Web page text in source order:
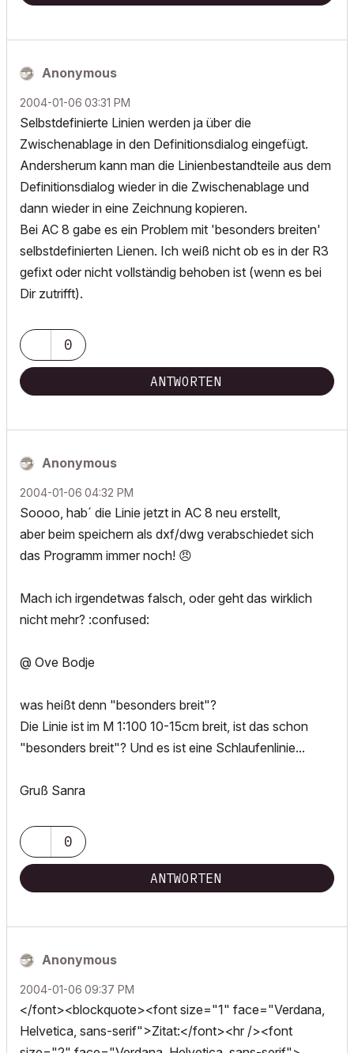
Anonymous
‎2004-01-06 03:31 PM
Selbstdefinierte Linien werden ja über die
Zwischenablage in den Definitionsdialog eingefügt.
Andersherum kann man die Linienbestandteile aus dem
Definitionsdialog wieder in die Zwischenablage und
dann wieder in eine Zeichnung kopieren.
Bei AC 8 gabe es ein Problem mit 'besonders breiten'
selbstdefinierten Lienen. Ich weiß nicht ob es in der R3
gefixt oder nicht vollständig behoben ist (wenn es bei
Dir zutrifft).
0
ANTWORTEN
Anonymous
‎2004-01-06 04:32 PM
Soooo, hab´ die Linie jetzt in AC 8 neu erstellt,
aber beim speichern als dxf/dwg verabschiedet sich
das Programm immer noch! 😠
Mach ich irgendetwas falsch, oder geht das wirklich
nicht mehr? :confused:
@ Ove Bodje
was heißt denn "besonders breit"?
Die Linie ist im M 1:100 10-15cm breit, ist das schon
"besonders breit"? Und es ist eine Schlaufenlinie...
Gruß Sanra
0
ANTWORTEN
Anonymous
‎2004-01-06 09:37 PM
</font><blockquote><font size="1" face="Verdana,
Helvetica, sans-serif">Zitat:</font><hr /><font